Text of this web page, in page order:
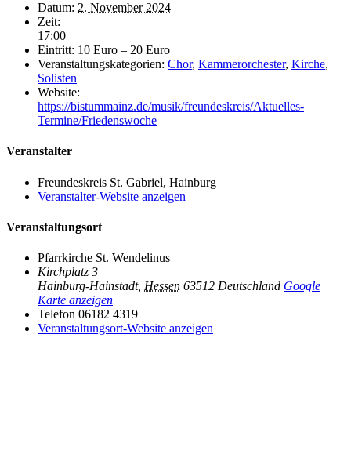
Datum: 2. November 2024
Zeit:
17:00
Eintritt: 10 Euro – 20 Euro
Veranstaltungskategorien: Chor, Kammerorchester, Kirche,
Solisten
Website:
https://bistummainz.de/musik/freundeskreis/Aktuelles-
Termine/Friedenswoche
Veranstalter
Freundeskreis St. Gabriel, Hainburg
Veranstalter-Website anzeigen
Veranstaltungsort
Pfarrkirche St. Wendelinus
Kirchplatz 3
Hainburg-Hainstadt, Hessen 63512 Deutschland Google
Karte anzeigen
Telefon 06182 4319
Veranstaltungsort-Website anzeigen